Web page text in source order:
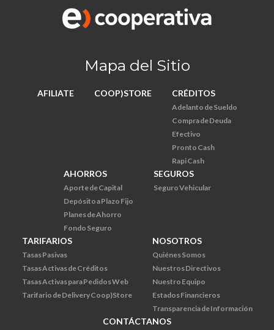
Mapa del Sitio
AFILIATE COOP)STORE CRÉDITOS
Adelanto de Sueldo
Compra de Deuda
Efectivo
Pronto Cash
Rapi Cash
AHORROS
Aporte de Capital
Depósito a Plazo Fijo
Planes de Ahorro
Fondo Seguro
SEGUROS
Seguro Vehicular
TARIFARIOS
Tasas Pasivas
Tasas Activas de Créditos
Tasas Activas para Pedidos Web
Tarifario de Delivery Coop)Store
NOSOTROS
Quiénes Somos
Nuestros Directivos
Nuestro Equipo
Estados Financieros
Transparencia de Información
CONTÁCTANOS